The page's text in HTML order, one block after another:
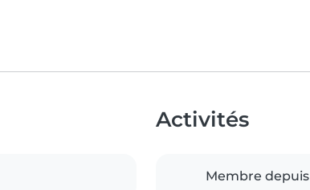
Activités
Membre depuis